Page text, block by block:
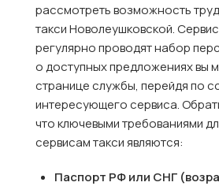
рассмотреть возможность
такси Новолеушковской.
регулярно проводят набор
о доступных предложениях вы
странице службы, перейдя по
интересующего сервиса.
что ключевыми требованиями
сервисам такси являются:
Паспорт РФ или СНГ